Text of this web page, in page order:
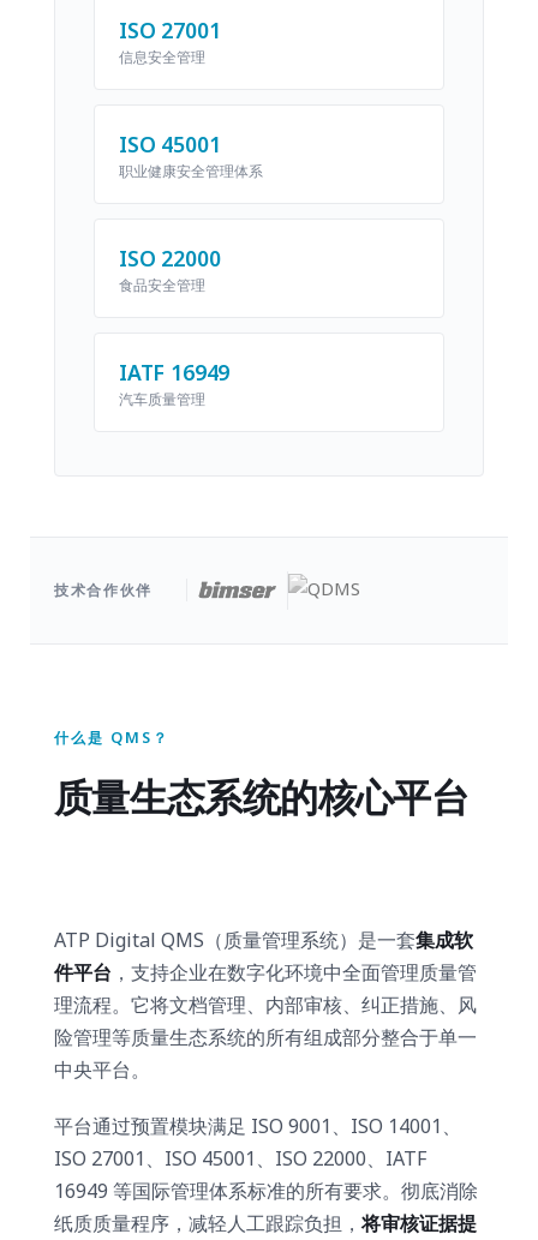
ISO 27001
信息安全管理
ISO 45001
职业健康安全管理体系
ISO 22000
食品安全管理
IATF 16949
汽车质量管理
技术合作伙伴
什么是 QMS？
质量生态系统的核心平台
ATP Digital QMS（质量管理系统）是一套集成软
件平台 ，支持企业在数字化环境中全面管理质量管
理流程。它将文档管理、内部审核、纠正措施、风
险管理等质量生态系统的所有组成部分整合于单一
中央平台。
平台通过预置模块满足 ISO 9001、ISO 14001、
ISO 27001、ISO 45001、ISO 22000、IATF
16949 等国际管理体系标准的所有要求。彻底消除
纸质质量程序，减轻人工跟踪负担，将审核证据提